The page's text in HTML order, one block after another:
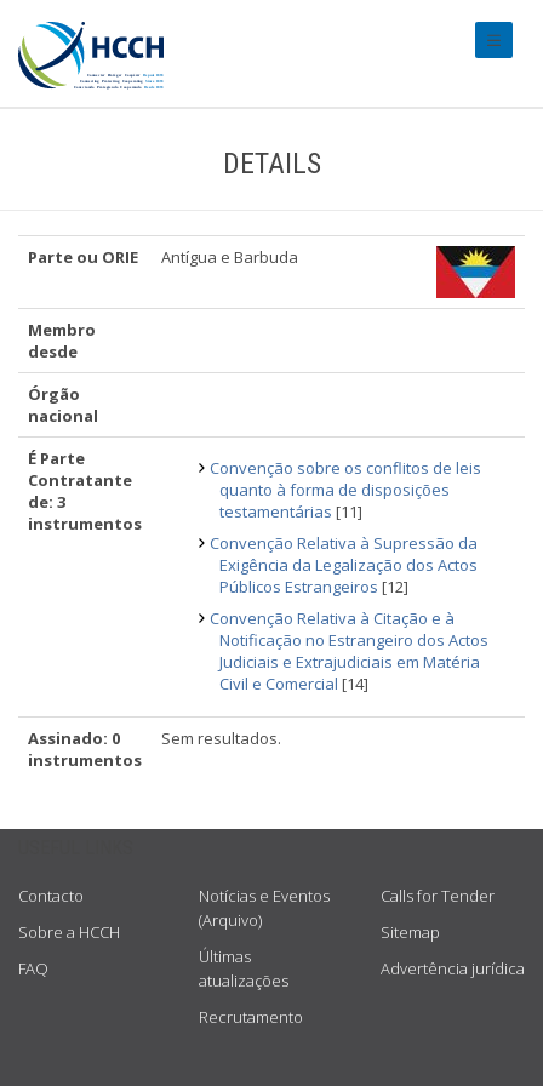
DETAILS
Parte ou ORIE Antígua e Barbuda
Membro
desde
Órgão
nacional
É Parte
Contratante
de: 3
instrumentos
Convenção sobre os conflitos de leis
quanto à forma de disposições
testamentárias [11]
Convenção Relativa à Supressão da
Exigência da Legalização dos Actos
Públicos Estrangeiros [12]
Convenção Relativa à Citação e à
Notificação no Estrangeiro dos Actos
Judiciais e Extrajudiciais em Matéria
Civil e Comercial [14]
Assinado: 0
instrumentos
Sem resultados.
Contacto
Sobre a HCCH
FAQ
Notícias e Eventos
(Arquivo)
Últimas
atualizações
Recrutamento
Calls for Tender
Sitemap
Advertência jurídica